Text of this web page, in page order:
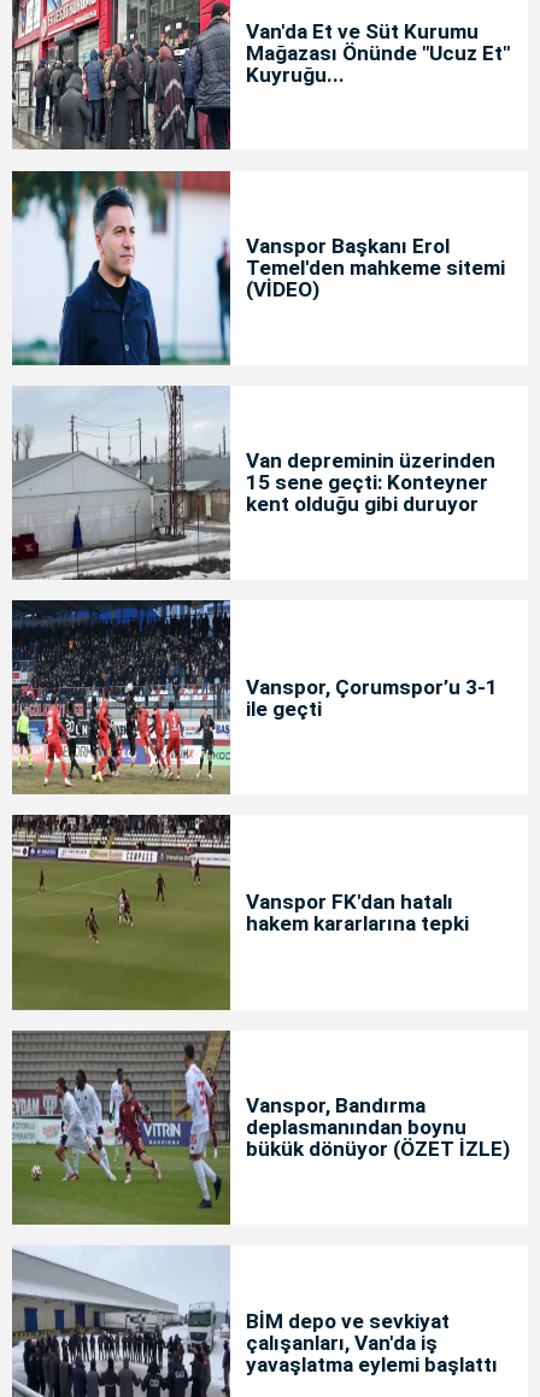
Van'da Et ve Süt Kurumu
Mağazası Önünde "Ucuz Et"
Kuyruğu...
Vanspor Başkanı Erol
Temel'den mahkeme sitemi
(VİDEO)
Van depreminin üzerinden
15 sene geçti: Konteyner
kent olduğu gibi duruyor
Vanspor, Çorumspor’u 3-1
ile geçti
Vanspor FK'dan hatalı
hakem kararlarına tepki
Vanspor, Bandırma
deplasmanından boynu
bükük dönüyor (ÖZET İZLE)
BİM depo ve sevkiyat
çalışanları, Van'da iş
yavaşlatma eylemi başlattı